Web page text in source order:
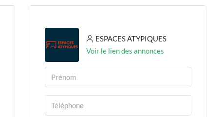
ESPACES ATYPIQUES
Voir le lien des annonces